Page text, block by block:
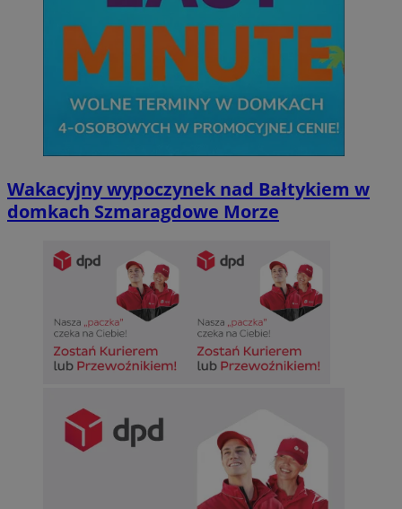
Wakacyjny wypoczynek nad Bałtykiem w
domkach Szmaragdowe Morze